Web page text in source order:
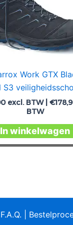
Work GTX
S3
excl. BTW | €
BTW
In winkelwagen
F.A.Q.